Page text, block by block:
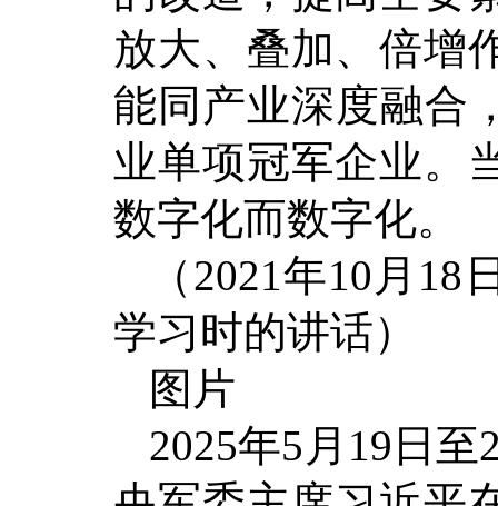
放大、叠加、倍增
能同产业深度融合
业单项冠军企业。
数字化而数字化。
（2021年10月
学习时的讲话）
图片
2025年5月19日